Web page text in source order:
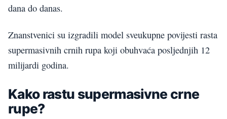
dana do danas.
Znanstvenici su izgradili model sveukupne povijesti rasta
supermasivnih crnih rupa koji obuhvaća posljednjih 12
milijardi godina.
Kako rastu supermasivne crne
rupe?